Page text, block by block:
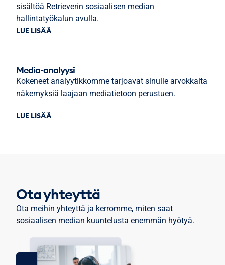
sisältöä Retrieverin sosiaalisen median
hallintatyökalun avulla.
LUE LISÄÄ
Media-analyysi
Kokeneet analyytikkomme tarjoavat sinulle arvokkaita
näkemyksiä laajaan mediatietoon perustuen.
LUE LISÄÄ
Ota yhteyttä
Ota meihin yhteyttä ja kerromme, miten saat
sosiaalisen median kuuntelusta enemmän hyötyä.